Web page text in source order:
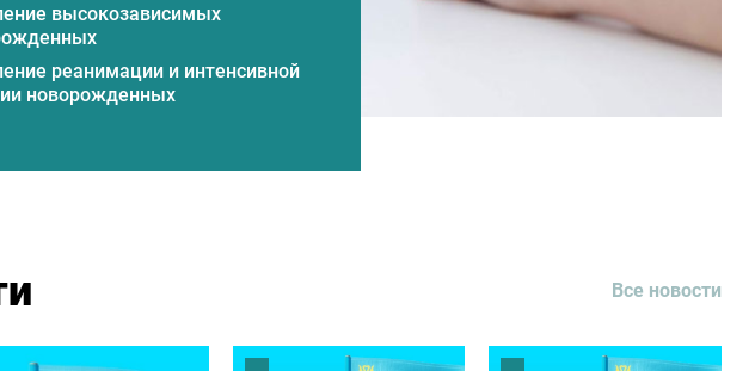
высокозависимых
реанимации и интенсивной
новорожденных
анестезиологии, реанимации
Отделение №2 Все новости